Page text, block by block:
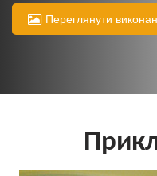
Переглянути